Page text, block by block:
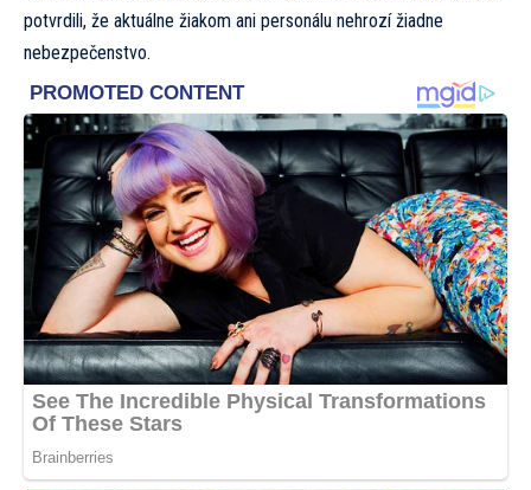
potvrdili, že aktuálne žiakom ani personálu nehrozí žiadne
nebezpečenstvo.